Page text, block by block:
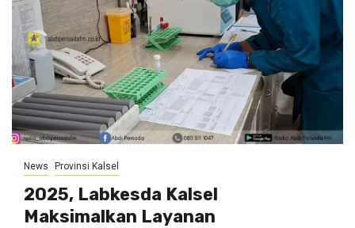
News Provinsi Kalsel
2025, Labkesda Kalsel
Maksimalkan Layanan